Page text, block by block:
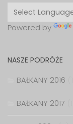
Powered by
NASZE PODRÓŻE
BAŁKANY 2016
BAŁKANY 2017